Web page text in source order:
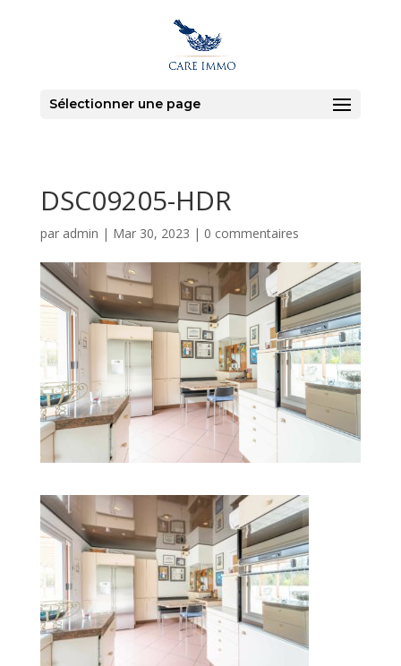
Sélectionner une page
DSC09205-HDR
par admin | Mar 30, 2023 | 0 commentaires